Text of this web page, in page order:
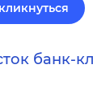
банк-